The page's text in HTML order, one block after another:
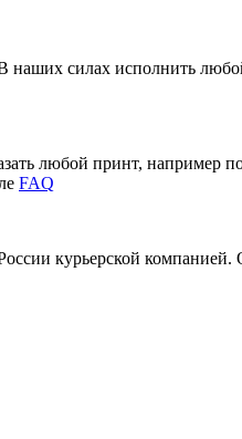
наших силах исполнить
любой принт, например
FAQ
курьерской